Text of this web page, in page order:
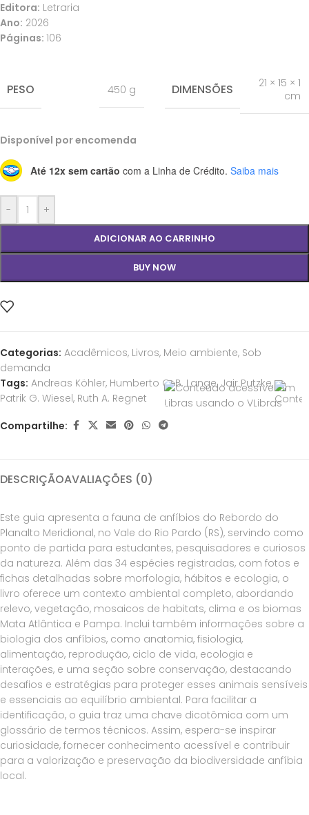
Editora: Letraria
Ano: 2026
Páginas: 106
PESO 450 g DIMENSÕES
21 × 15 × 1
cm
Disponível por encomenda
Até 12x sem cartão com a Linha de Crédito. Saiba mais
- +
ADICIONAR AO CARRINHO
BUY NOW
Categorias: Acadêmicos, Livros, Meio ambiente, Sob
demanda
Tags: Andreas Köhler, Humberto O. B. Lange, Jair Putzke,
Patrik G. Wiesel, Ruth A. Regnet
Compartilhe:
DESCRIÇÃOAVALIAÇÕES (0)
Este guia apresenta a fauna de anfíbios do Rebordo do
Planalto Meridional, no Vale do Rio Pardo (RS), servindo como
ponto de partida para estudantes, pesquisadores e curiosos
da natureza. Além das 34 espécies registradas, com fotos e
fichas detalhadas sobre morfologia, hábitos e ecologia, o
livro oferece um contexto ambiental completo, abordando
relevo, vegetação, mosaicos de habitats, clima e os biomas
Mata Atlântica e Pampa. Inclui também informações sobre a
biologia dos anfíbios, como anatomia, fisiologia,
alimentação, reprodução, ciclo de vida, ecologia e
interações, e uma seção sobre conservação, destacando
desafios e estratégias para proteger esses animais sensíveis
e essenciais ao equilíbrio ambiental. Para facilitar a
identificação, o guia traz uma chave dicotômica com um
glossário de termos técnicos. Assim, espera-se inspirar
curiosidade, fornecer conhecimento acessível e contribuir
para a valorização e preservação da biodiversidade anfíbia
local.